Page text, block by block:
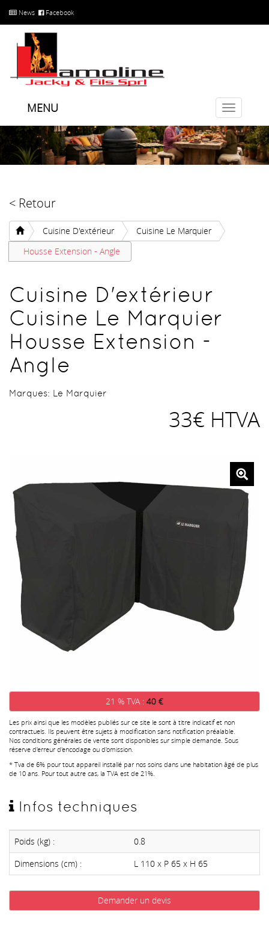
News Facebook
Toggle
MENU
< Retour
Cuisine D'extérieur
Cuisine Le Marquier
Housse Extension - Angle
Cuisine D'extérieur
Cuisine Le Marquier
Housse Extension -
Angle
Marques: Le Marquier
33€ HTVA
21 % TVA : 40 €
Les prix ainsi que les modèles publiés sur ce site le sont à titre indicatif et non
contractuels. Ils peuvent être sujets à modification sans notification préalable.
Nos conditions générales de vente sont disponibles sur simple demande. Sous
réserve d'erreur d'encodage ou d'omission.
* Tva de 6% pour tout appareil installé par nos soins dans une habitation âgé de plus
de 10 ans. Pour tout autre cas, la TVA est de 21%.
Infos techniques
Poids (kg) :
0.8
Dimensions (cm) :
L 110 x P 65 x H 65
Demander un devis